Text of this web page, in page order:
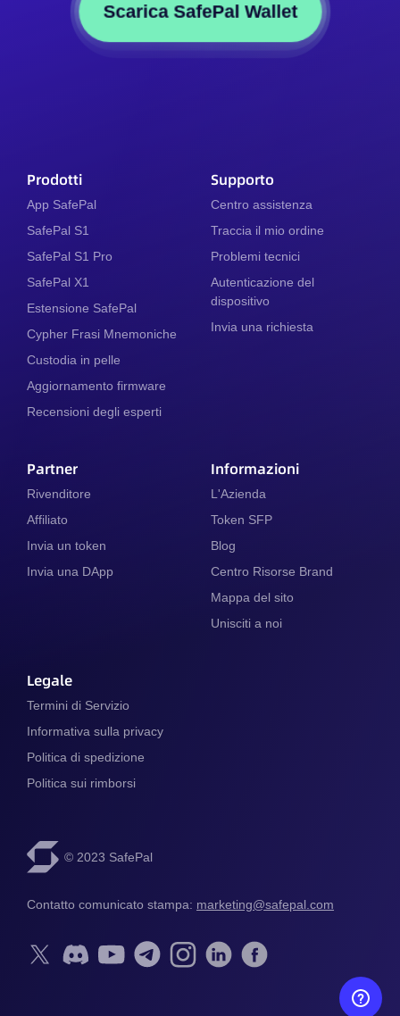
Scarica SafePal Wallet
Prodotti
App SafePal
SafePal S1
SafePal S1 Pro
SafePal X1
Estensione SafePal
Cypher Frasi Mnemoniche
Custodia in pelle
Aggiornamento firmware
Recensioni degli esperti
Supporto
Centro assistenza
Traccia il mio ordine
Problemi tecnici
Autenticazione del
dispositivo
Invia una richiesta
Partner
Rivenditore
Affiliato
Invia un token
Invia una DApp
Informazioni
L'Azienda
Token SFP
Blog
Centro Risorse Brand
Mappa del sito
Unisciti a noi
Legale
Termini di Servizio
Informativa sulla privacy
Politica di spedizione
Politica sui rimborsi
© 2023 SafePal
Contatto comunicato stampa: marketing@safepal.com